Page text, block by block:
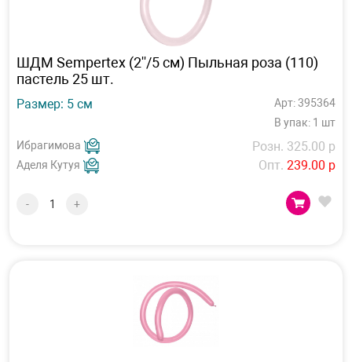
ШДМ Sempertex (2''/5 см) Пыльная роза (110)
пастель 25 шт.
Размер: 5 см
Арт: 395364
В упак: 1 шт
Ибрагимова
Аделя Кутуя
Розн. 325.00 р
Опт. 239.00 р
- +